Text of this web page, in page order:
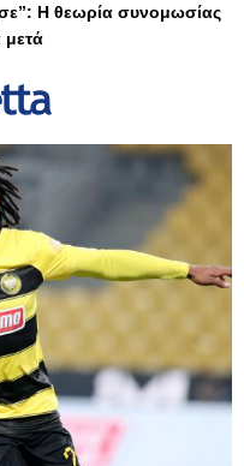
Η θεωρία συνομωσίας
μετά